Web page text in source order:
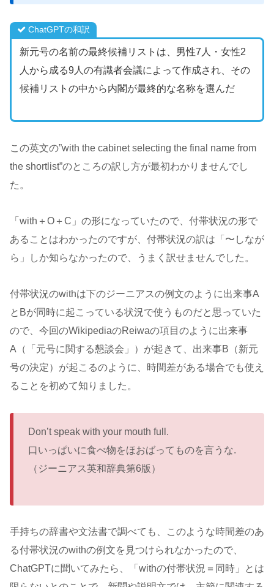
ChatGPTの和訳
新元号の名前の最終候補リストは、男性7人・女性2
人から成る9人の有識者会議によって作成され、その
候補リストの中から内閣が最終的な名称を選んだ
この英文の”with the cabinet selecting the final name from
the shortlist”のところの訳し方が最初わかりませんでし
た。
「with＋O＋C」の形になっていたので、付帯状況の形で
あることはわかったのですが、付帯状況の訳は「〜しなが
ら」しか知らなかったので、うまく訳せませんでした。
付帯状況のwithは下のジーニアスの例文のように出来事A
とBが同時に起こっている状況で使うものだと思っていた
ので、今回のWikipediaのReiwaの項目のように出来事
A（「元号に関する懇談会」）が起きて、出来事B（新元
号の決定）が起こるのように、時間差がある場合でも使え
ることを初めて知りました。
Don’t speak with your mouth full.
口いっぱいに食べ物をほおばってものを言うな.
（ジーニアス英和辞典第6版）
手持ちの辞書や文法書で調べても、このような時間差のあ
る付帯状況のwithの例文を見つけられなかったので、
ChatGPTに聞いてみたら、「withの付帯状況＝同時」とは